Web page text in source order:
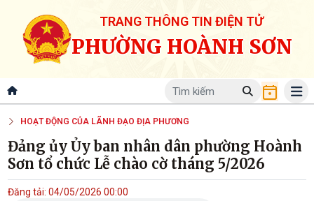
TRANG THÔNG TIN ĐIỆN TỬ
PHƯỜNG HOÀNH SƠN
HOẠT ĐỘNG CỦA LÃNH ĐẠO ĐỊA PHƯƠNG
Đảng ủy Ủy ban nhân dân phường Hoành
Sơn tổ chức Lễ chào cờ tháng 5/2026
Đăng tải: 04/05/2026 00:00